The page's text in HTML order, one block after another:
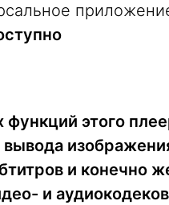
этого
и конечно
и